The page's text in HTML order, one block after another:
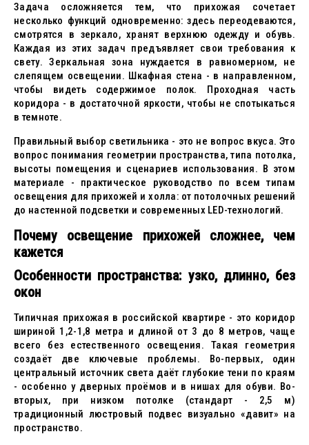
Задача осложняется тем, что прихожая сочетает
несколько функций одновременно: здесь переодеваются,
смотрятся в зеркало, хранят верхнюю одежду и обувь.
Каждая из этих задач предъявляет свои требования к
свету. Зеркальная зона нуждается в равномерном, не
слепящем освещении. Шкафная стена - в направленном,
чтобы видеть содержимое полок. Проходная часть
коридора - в достаточной яркости, чтобы не спотыкаться
в темноте.
Правильный выбор светильника - это не вопрос вкуса. Это
вопрос понимания геометрии пространства, типа потолка,
высоты помещения и сценариев использования. В этом
материале - практическое руководство по всем типам
освещения для прихожей и холла: от потолочных решений
до настенной подсветки и современных LED-технологий.
Почему освещение прихожей сложнее, чем
кажется
Особенности пространства: узко, длинно, без
окон
Типичная прихожая в российской квартире - это коридор
шириной 1,2-1,8 метра и длиной от 3 до 8 метров, чаще
всего без естественного освещения. Такая геометрия
создаёт две ключевые проблемы. Во-первых, один
центральный источник света даёт глубокие тени по краям
- особенно у дверных проёмов и в нишах для обуви. Во-
вторых, при низком потолке (стандарт - 2,5 м)
традиционный люстровый подвес визуально «давит» на
пространство.